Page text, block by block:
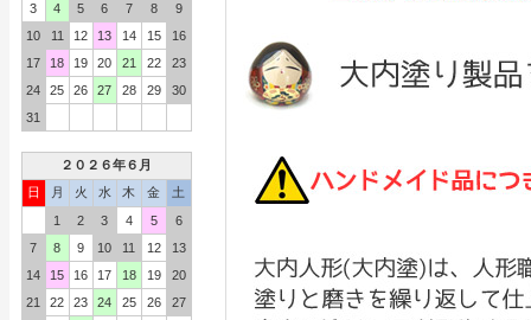
3
4 5 6 7 8
9
10
11 12 13 14 15
16
17
18 19 20 21 22
23
24
25 26 27 28 29
30
31
２０２６年６月
日
月 火 水 木 金
土
1
2 3 4 5
6
7
8 9 10 11 12
13
14
15 16 17 18 19
20
21
22 23 24 25 26
27